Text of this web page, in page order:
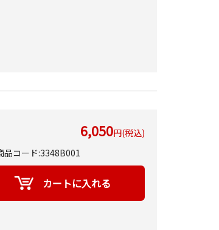
6,050円(税込)
品コード:3348B001